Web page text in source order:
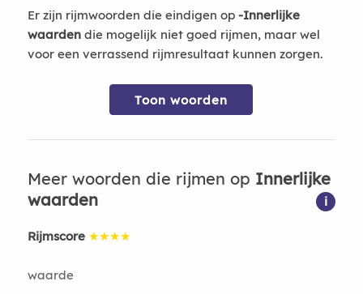
Er zijn rijmwoorden die eindigen op -Innerlijke
waardendie mogelijk niet goed rijmen, maar wel
voor een verrassend rijmresultaat kunnen zorgen.
Toon woorden
Meer woorden die rijmen op Innerlijke
waarden
i
Rijmscore ★★★★
waarde